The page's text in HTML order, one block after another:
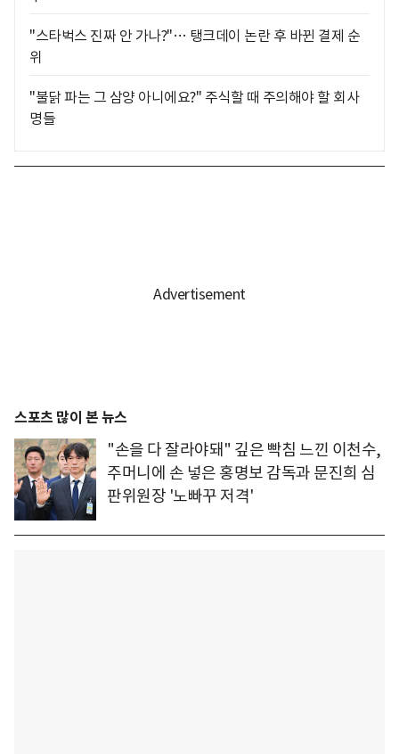
"스타벅스 진짜 안 가나?"… 탱크데이 논란 후 바뀐 결제 순
위
"불닭 파는 그 삼양 아니에요?" 주식할 때 주의해야 할 회사
명들
스포츠 많이 본 뉴스
"손을 다 잘라야돼" 깊은 빡침 느낀 이천수,
주머니에 손 넣은 홍명보 감독과 문진희 심
판위원장 '노빠꾸 저격'